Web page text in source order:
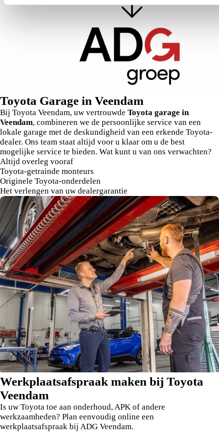
Toyota Garage in Veendam
Bij Toyota Veendam, uw vertrouwde Toyota garage in
Veendam, combineren we de persoonlijke service van een
lokale garage met de deskundigheid van een erkende Toyota-
dealer. Ons team staat altijd voor u klaar om u de best
mogelijke service te bieden. Wat kunt u van ons verwachten?
Altijd overleg vooraf
Toyota-getrainde monteurs
Originele Toyota-onderdelen
Het verlengen van uw dealergarantie
Werkplaatsafspraak maken bij Toyota
Veendam
Is uw Toyota toe aan onderhoud, APK of andere
werkzaamheden? Plan eenvoudig online een
werkplaatsafspraak bij ADG Veendam.